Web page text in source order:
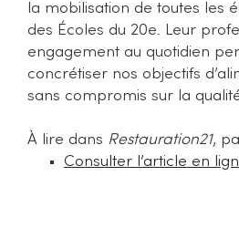
la mobilisation de toutes les
des Écoles du 20e. Leur
engagement au quotidien
concrétiser nos objectifs
sans compromis sur la
À lire dans Restauration21,
Consulter l’article en